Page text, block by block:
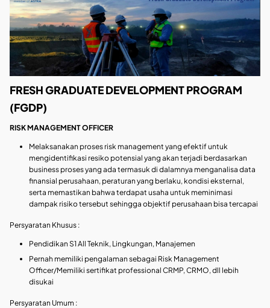
FRESH GRADUATE DEVELOPMENT PROGRAM
(FGDP)
RISK MANAGEMENT OFFICER
Melaksanakan proses risk management yang efektif untuk
mengidentifikasi resiko potensial yang akan terjadi berdasarkan
business proses yang ada termasuk di dalamnya menganalisa data
finansial perusahaan, peraturan yang berlaku, kondisi eksternal,
serta memastikan bahwa terdapat usaha untuk meminimasi
dampak risiko tersebut sehingga objektif perusahaan bisa tercapai
Persyaratan Khusus :
Pendidikan S1 All Teknik, Lingkungan, Manajemen
Pernah memiliki pengalaman sebagai Risk Management
Officer/Memiliki sertifikat professional CRMP, CRMO, dll lebih
disukai
Persyaratan Umum :